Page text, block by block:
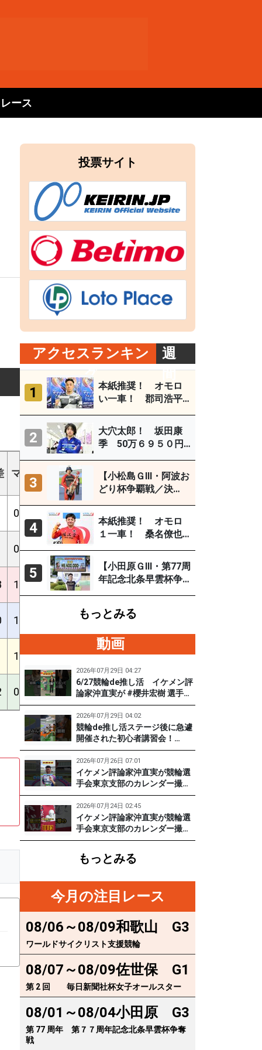
ース
マ 1着 2着 3着 勝% 2連% 3連%
0 4 1 12
0 0 1 2 15 0% 6% 17%
1 3 3 1 14 14% 29% 33%
1 17 0%
1 0 2 3 16 0% 10% 24%
0 1 2 4 14 5% 14% 33%
投票サイト
アクセスランキン
グ
週
間
1
本紙推奨！ オモロ
い一車！ 郡司浩平
～４日）
2
大穴太郎！ 坂田康
季 50万６９５０円
を徹底分析）
3
【小松島ＧⅢ・阿波お
どり杯争覇戦／決
ードレース連続優勝
「自分の力を出すだ
け」
4
本紙推奨！ オモロ
１一車！ 桑名僚也
３～５日）
5
【小田原ＧⅢ・第77周
年記念北条早雲杯争
もっとみる
動画
2026年07月29日 04:27
6/27競輪de推し活 イケメン評
論家沖直実が #櫻井宏樹 選手を
迎えてズバズバ聞きまくり！
#PR #松戸けいりん #和田健太
郎
2026年07月29日 04:02
競輪de推し活ステージ後に急遽
開催された初心者講習会！
（6/27) 冨田卓さんの講習を受
けて、初めてチャレンジした女
子たち。果たして…？ #PR #松
戸けいりん #和田健太郎 #沖直
実
2026年07月26日 07:01
イケメン評論家沖直実が競輪選
手会東京支部のカレンダー撮影
に突撃！笑顔がかわいい期待の
129期齋藤宏樹選手登場！ #pr #
松戸けいりん
2026年07月24日 02:45
イケメン評論家沖直実が競輪選
手会東京支部のカレンダー撮影
に突撃！イケオジ少年隊登場！
#PR #松戸けいりん #川口満広
もっとみる
今月の注目レース
08/06～08/09和歌山 G3
ワールドサイクリスト支援競輪
08/07～08/09佐世保 G1
第 2 回 毎日新聞社杯女子オールスター
08/01～08/04小田原 G3
第 77 周年 第７７周年記念北条早雲杯争奪
戦